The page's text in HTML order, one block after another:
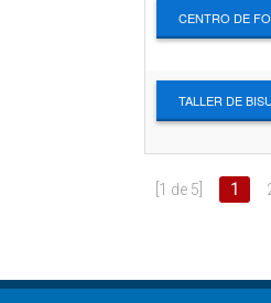
CENTRO DE
TALLER DE
[1 de 5] 1